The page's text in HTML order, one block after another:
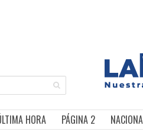
HORA PÁGINA 2